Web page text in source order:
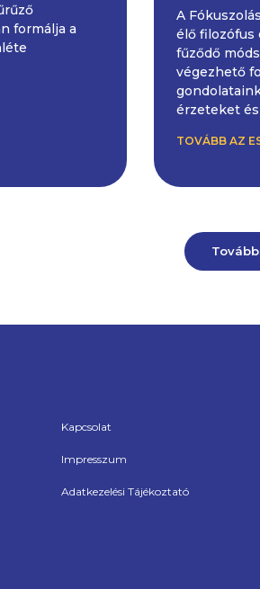
formálja a
A
élő filozófus
fűződő
végezhető
érzeteket és
TOVÁBB AZ
Kapcsolat
Impresszum
Adatkezelési Tájékoztató